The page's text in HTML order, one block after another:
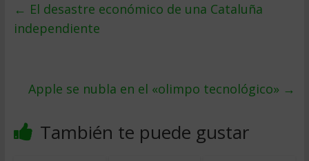
← El desastre económico de una Cataluña
independiente
Apple se nubla en el «olimpo tecnológico» →
También te puede gustar